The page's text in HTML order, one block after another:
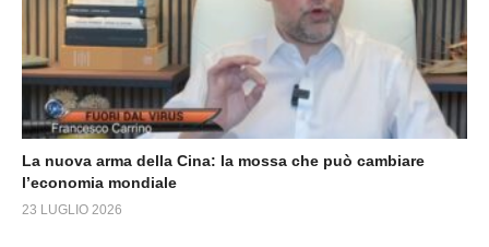
La nuova arma della Cina: la mossa che può cambiare
l’economia mondiale
23 LUGLIO 2026